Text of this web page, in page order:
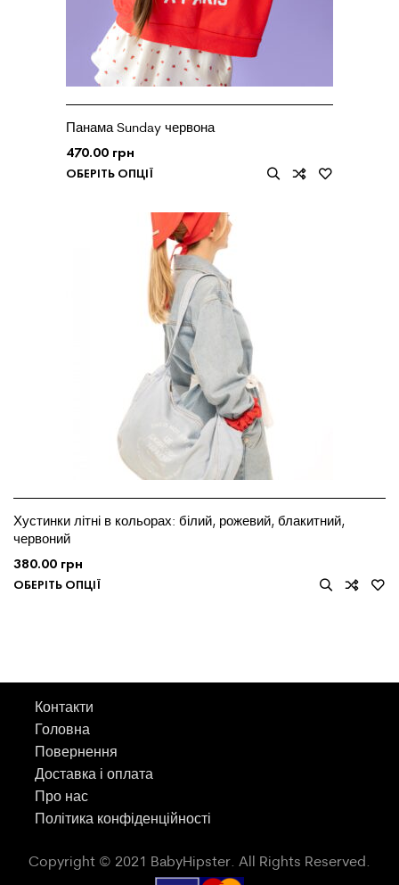
Панама Sunday червона
470.00 грн
ОБЕРІТЬ ОПЦІЇ
Хустинки літні в кольорах: білий, рожевий, блакитний,
червоний
380.00 грн
ОБЕРІТЬ ОПЦІЇ
Контакти
Головна
Повернення
Доставка і оплата
Про нас
Політика конфіденційності
Copyright © 2021 BabyHipster. All Rights Reserved.